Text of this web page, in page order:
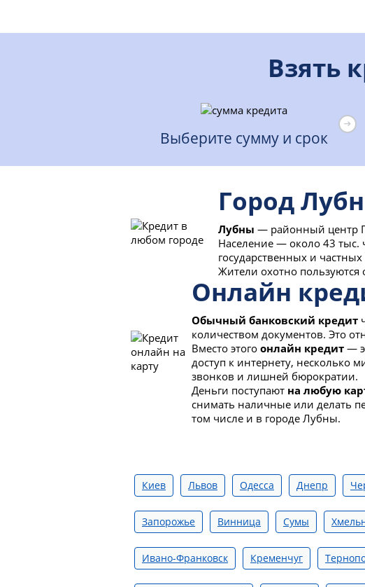
Взять
Выберите сумму и срок
Город
Лубны — районный центр
Население — около 43 тыс.
государственных и
Жители охотно
Онлайн
Обычный банковский кредит
количеством документов. Это
Вместо этого онлайн кредит —
доступ к интернету, несколько
звонков и лишней бюрократии.
Деньги поступают на любую
снимать наличные или делать
том числе и в городе Лубны.
Киев Львов Одесса Днепр
Запорожье Винница Сумы
Ивано-Франковск Кременчуг